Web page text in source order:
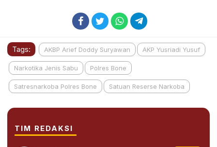
Tags: AKBP Arief Doddy Suryawan AKP Yusriadi Yusuf
Narkotika Jenis Sabu Polres Bone
Satresnarkoba Polres Bone Satuan Reserse Narkoba
TIM REDAKSI